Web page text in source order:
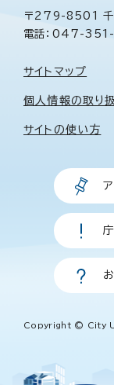
〒279-8501 千
電話：047-
サイトマップ
個人情報の取り
サイトの使い方
Copyright © City